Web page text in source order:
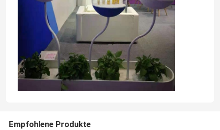
Empfohlene Produkte